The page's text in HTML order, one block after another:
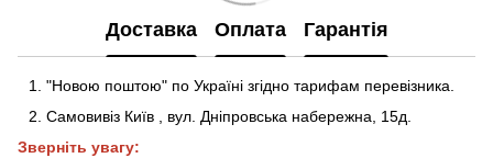
Доставка Оплата Гарантія
"Новою поштою" по Україні згідно тарифам перевізника.
Самовивіз Київ
вул. Дніпровська набережна , 15д
Зверніть увагу: